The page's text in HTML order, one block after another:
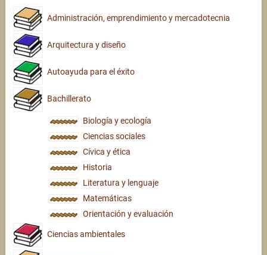
Administración, emprendimiento y mercadotecnia
Arquitectura y diseño
Autoayuda para el éxito
Bachillerato
Biología y ecología
Ciencias sociales
Cívica y ética
Historia
Literatura y lenguaje
Matemáticas
Orientación y evaluación
Ciencias ambientales